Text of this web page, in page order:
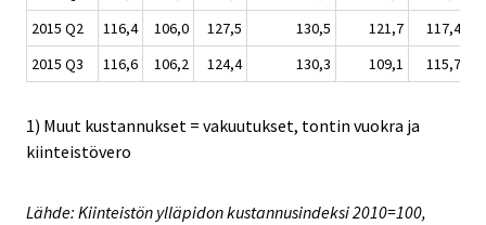
2015 Q2
116,4 106,0 127,5 130,5 121,7
117,4
2015 Q3
116,6 106,2 124,4 130,3 109,1 115,7
1) Muut kustannukset = vakuutukset, tontin vuokra ja
kiinteistövero
Lähde: Kiinteistön ylläpidon kustannusindeksi 2010=100,